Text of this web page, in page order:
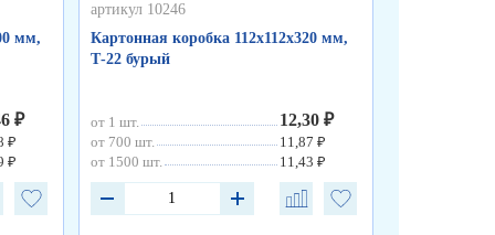
мм,
₽
₽
₽
артикул 10246
Картонная коробка 112х112х320 мм,
Т-22 бурый
от 1 шт. 12,30 ₽
от 700 шт.
11,87 ₽
от 1500 шт.
11,43 ₽